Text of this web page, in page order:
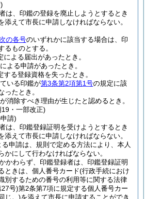
は、印鑑の登録を廃止しようとするとき
添えて市長に申請しなければならない。
次の各号のいずれかに該当する場合は、印
るものとする。
による届出があったとき。
よる申請があったとき。
する登録資格を失ったとき。
いる印鑑が第3条第2項第1号の規定に該
ったとき。
消除すべき理由が生じたと認めるとき。
・一部改正)
請)
は、印鑑登録証明を受けようとするとき
添えて市長に申請しなければならない。
申請は、規則で定める方法により、本人
かにして行わなければならない。
かわらず、印鑑登録者は、印鑑登録証明
ときは、個人番号カード(行政手続におけ
別するための番号の利用等に関する法律
号)第2条第7項に規定する個人番号カー
じ。)を添えて市長に申請することができ